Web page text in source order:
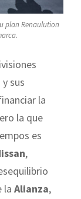
plan Renaulution
sus
la
la que
es
,
la Alianza,